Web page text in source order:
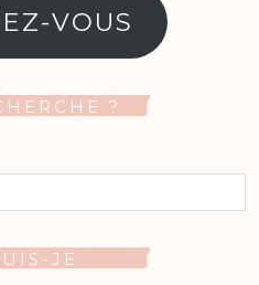
VOUS
?
JE